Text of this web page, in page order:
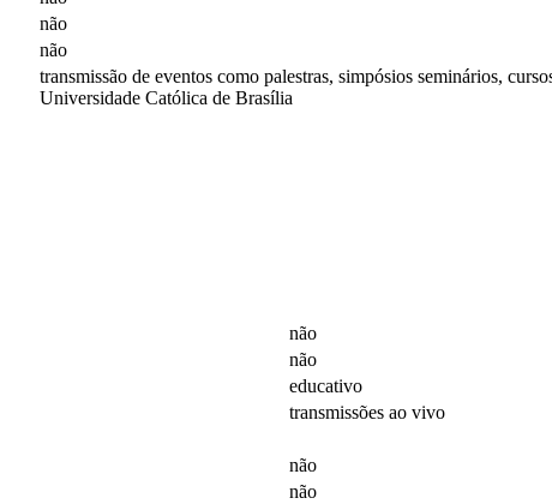
não
não
transmissão de eventos como palestras, simpósios seminários,
Universidade Católica de Brasília
não
não
educativo
transmissões ao vivo
não
não